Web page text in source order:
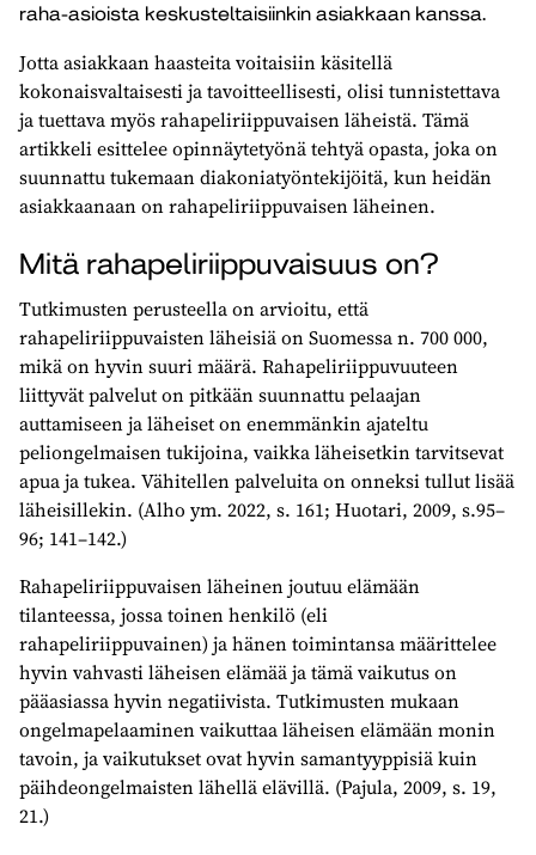
raha-asioista keskusteltaisiinkin asiakkaan kanssa.
Jotta asiakkaan haasteita voitaisiin käsitellä
kokonaisvaltaisesti ja tavoitteellisesti, olisi tunnistettava
ja tuettava myös rahapeliriippuvaisen läheistä. Tämä
artikkeli esittelee opinnäytetyönä tehtyä opasta, joka on
suunnattu tukemaan diakoniatyöntekijöitä, kun heidän
asiakkaanaan on rahapeliriippuvaisen läheinen.
Mitä rahapeliriippuvaisuus on?
Tutkimusten perusteella on arvioitu, että
rahapeliriippuvaisten läheisiä on Suomessa n. 700 000,
mikä on hyvin suuri määrä. Rahapeliriippuvuuteen
liittyvät palvelut on pitkään suunnattu pelaajan
auttamiseen ja läheiset on enemmänkin ajateltu
peliongelmaisen tukijoina, vaikka läheisetkin tarvitsevat
apua ja tukea. Vähitellen palveluita on onneksi tullut lisää
läheisillekin. (Alho ym. 2022, s. 161; Huotari, 2009, s.95–
96; 141–142.)
Rahapeliriippuvaisen läheinen joutuu elämään
tilanteessa, jossa toinen henkilö (eli
rahapeliriippuvainen) ja hänen toimintansa määrittelee
hyvin vahvasti läheisen elämää ja tämä vaikutus on
pääasiassa hyvin negatiivista. Tutkimusten mukaan
ongelmapelaaminen vaikuttaa läheisen elämään monin
tavoin, ja vaikutukset ovat hyvin samantyyppisiä kuin
päihdeongelmaisten lähellä elävillä. (Pajula, 2009, s. 19,
21.)